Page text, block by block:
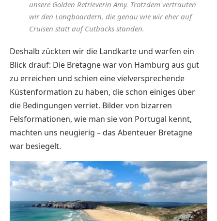
unsere Golden Retrieverin Amy. Trotzdem vertrauten
wir den Longboardern, die genau wie wir eher auf
Cruisen statt auf Cutbacks standen.
Deshalb zückten wir die Landkarte und warfen ein
Blick drauf: Die Bretagne war von Hamburg aus gut
zu erreichen und schien eine vielversprechende
Küstenformation zu haben, die schon einiges über
die Bedingungen verriet. Bilder von bizarren
Felsformationen, wie man sie von Portugal kennt,
machten uns neugierig – das Abenteuer Bretagne
war besiegelt.